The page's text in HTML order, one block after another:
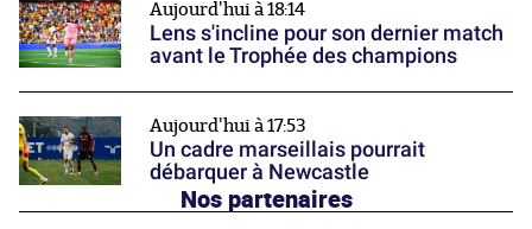
Aujourd'hui à 18:14
Lens s'incline pour son dernier match
avant le Trophée des champions
Aujourd'hui à 17:53
Un cadre marseillais pourrait
débarquer à Newcastle
Nos partenaires